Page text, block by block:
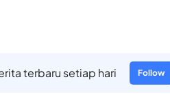
terbaru setiap hari Follow